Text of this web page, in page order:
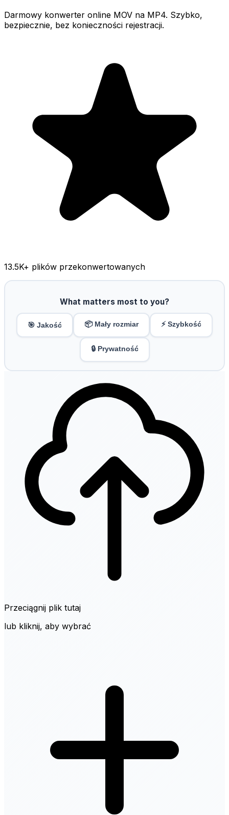
Darmowy konwerter online MOV na MP4. Szybko,
bezpiecznie, bez konieczności rejestracji.
13.5K+ plików przekonwertowanych
What matters most to you?
🎯 Jakość 📦 Mały rozmiar ⚡ Szybkość
🔒 Prywatność
Przeciągnij plik tutaj
lub kliknij, aby wybrać